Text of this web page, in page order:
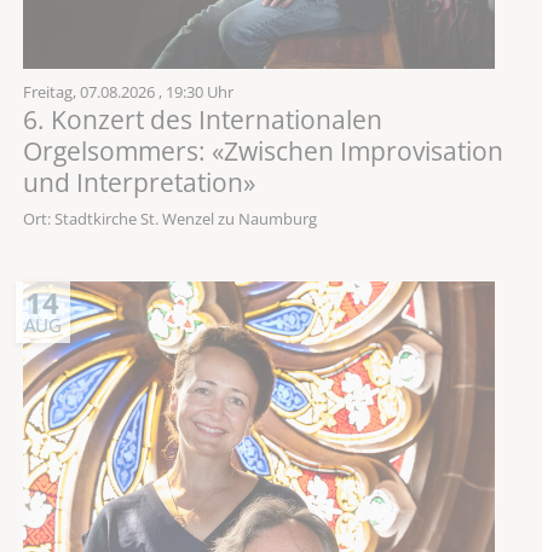
Freitag,07.08.2026 , 19:30 Uhr
6. Konzert des Internationalen
Orgelsommers: «Zwischen Improvisation
und Interpretation»
Ort: Stadtkirche St. Wenzel zu Naumburg
14
AUG